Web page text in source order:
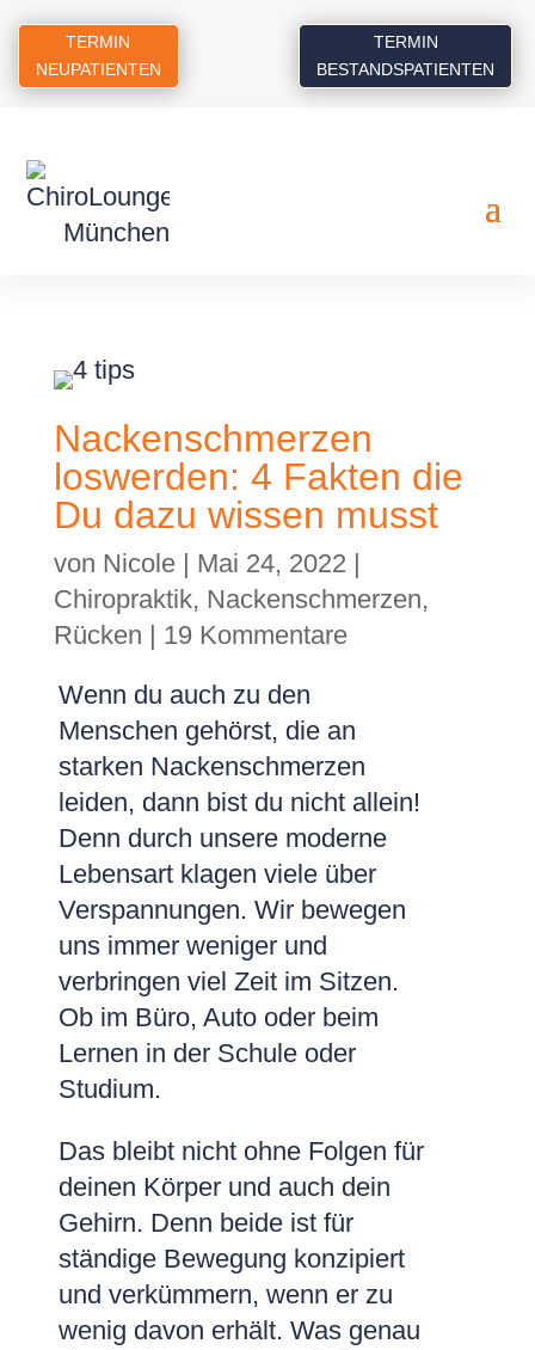
TERMIN
NEUPATIENTEN
TERMIN
BESTANDSPATIENTEN
Nackenschmerzen
loswerden: 4 Fakten die
Du dazu wissen musst
von Nicole| Mai 24, 2022 |
Chiropraktik, Nackenschmerzen,
Rücken | 19 Kommentare
Wenn du auch zu den
Menschen gehörst, die an
starken Nackenschmerzen
leiden, dann bist du nicht allein!
Denn durch unsere moderne
Lebensart klagen viele über
Verspannungen. Wir bewegen
uns immer weniger und
verbringen viel Zeit im Sitzen.
Ob im Büro, Auto oder beim
Lernen in der Schule oder
Studium.
Das bleibt nicht ohne Folgen für
deinen Körper und auch dein
Gehirn. Denn beide ist für
ständige Bewegung konzipiert
und verkümmern, wenn er zu
wenig davon erhält. Was genau